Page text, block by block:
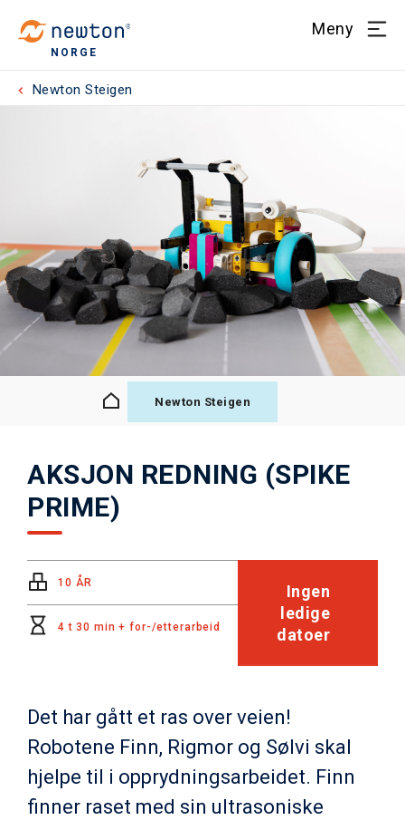
NORGE
Meny
Newton Steigen
Newton Steigen
AKSJON REDNING (SPIKE
PRIME)
10 ÅR
4 t 30 min + for-/etterarbeid
Ingen
ledige
datoer
Det har gått et ras over veien!
Robotene Finn, Rigmor og Sølvi skal
hjelpe til i opprydningsarbeidet. Finn
finner raset med sin ultrasoniske